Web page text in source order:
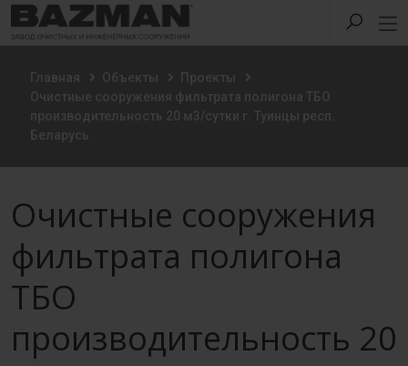
Главная Объекты
Проекты
Очистные сооружения фильтрата полигона ТБО
производительность 20 м3/сутки г. Туинцы респ.
Беларусь
Очистные сооружения
фильтрата полигона
ТБО
производительность 20